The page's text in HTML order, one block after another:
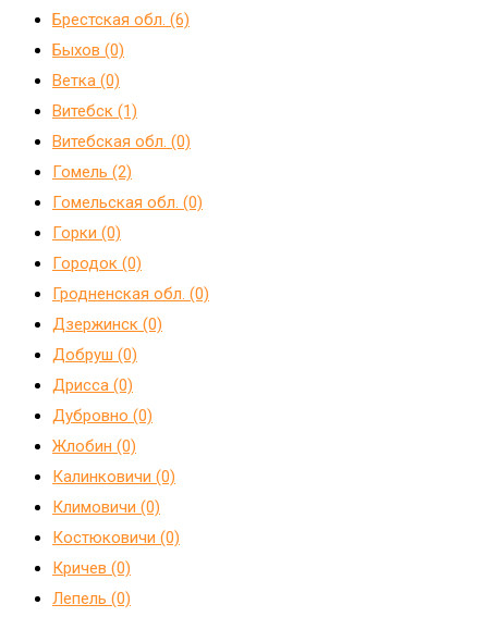
Брестская обл. (6)
Быхов (0)
Ветка (0)
Витебск (1)
Витебская обл. (0)
Гомель (2)
Гомельская обл. (0)
Горки (0)
Городок (0)
Гродненская обл. (0)
Дзержинск (0)
Добруш (0)
Дрисса (0)
Дубровно (0)
Жлобин (0)
Калинковичи (0)
Климовичи (0)
Костюковичи (0)
Кричев (0)
Лепель (0)